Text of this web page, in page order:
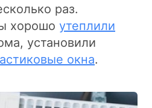
раз.
хорошо утеплили
установили
окна.